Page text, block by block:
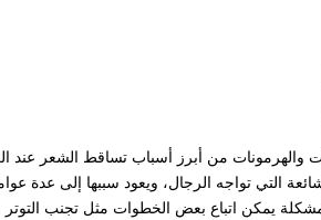
والهرمونات من أبرز أسباب تساقط الشعر
التي تواجه الرجال، ويعود سببها إلى عدة
يمكن اتباع بعض الخطوات مثل تجنب